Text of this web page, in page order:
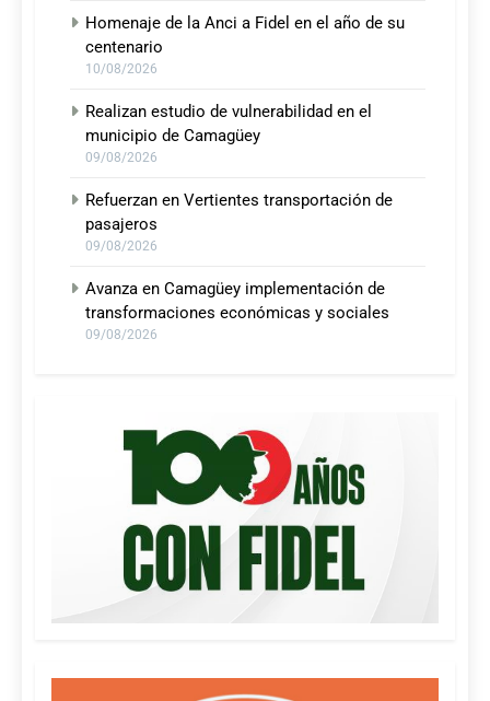
Homenaje de la Anci a Fidel en el año de su
centenario
10/08/2026
Realizan estudio de vulnerabilidad en el
municipio de Camagüey
09/08/2026
Refuerzan en Vertientes transportación de
pasajeros
09/08/2026
Avanza en Camagüey implementación de
transformaciones económicas y sociales
09/08/2026